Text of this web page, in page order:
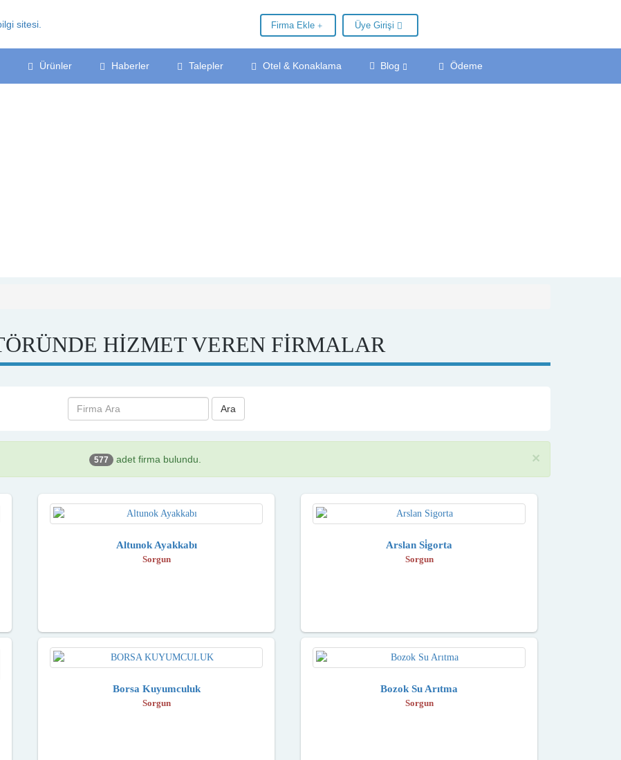
Firma Ekle Üye Girişi
Ürünler Haberler Talepler Otel & Konaklama Blog Ödeme
HİZMET VEREN FİRMALAR
Ara
×
577 adet firma bulundu.
Altunok Ayakkabı
Sorgun
Arslan Si̇gorta
Sorgun
Borsa Kuyumculuk
Sorgun
Bozok Su Arıtma
Sorgun